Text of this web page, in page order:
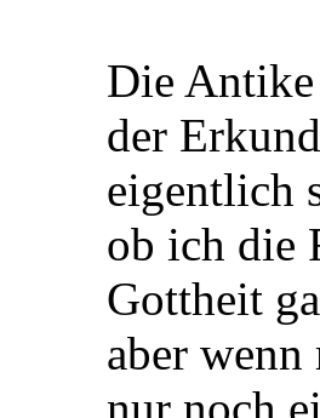
Die Antike
der
eigentlich
ob ich die
Gottheit
aber